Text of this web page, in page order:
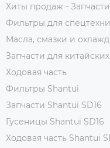
Хиты продаж -
Фильтры для
Масла, смазки и
Запчасти для
Ходовая часть
Фильтры Shantui
Запчасти Shantui SD16
Гусеницы Shantui SD16
Ходовая часть Shantui